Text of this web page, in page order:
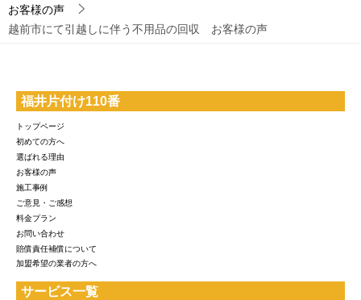
お客様の声
越前市にて引越しに伴う不用品の回収 お客様の声
福井片付け110番
トップページ
初めての方へ
選ばれる理由
お客様の声
施工事例
ご意見・ご感想
料金プラン
お問い合わせ
賠償責任補償について
加盟希望の業者の方へ
サービス一覧